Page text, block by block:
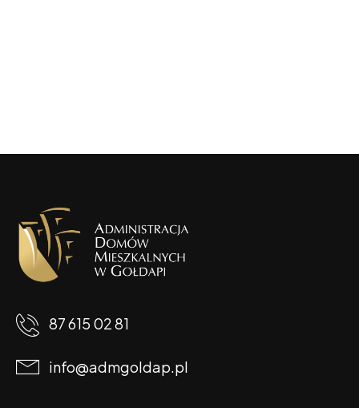
87 615 02 81
info@admgoldap.pl